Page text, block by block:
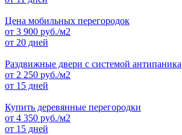
Цена мобильных перегородок
от 3 900 руб./м2
от 20 дней
Раздвижные двери с системой антипаника
от 2 250 руб./м2
от 15 дней
Купить деревянные перегородки
от 4 350 руб./м2
от 15 дней